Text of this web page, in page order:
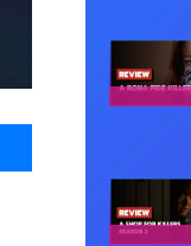
Messenger